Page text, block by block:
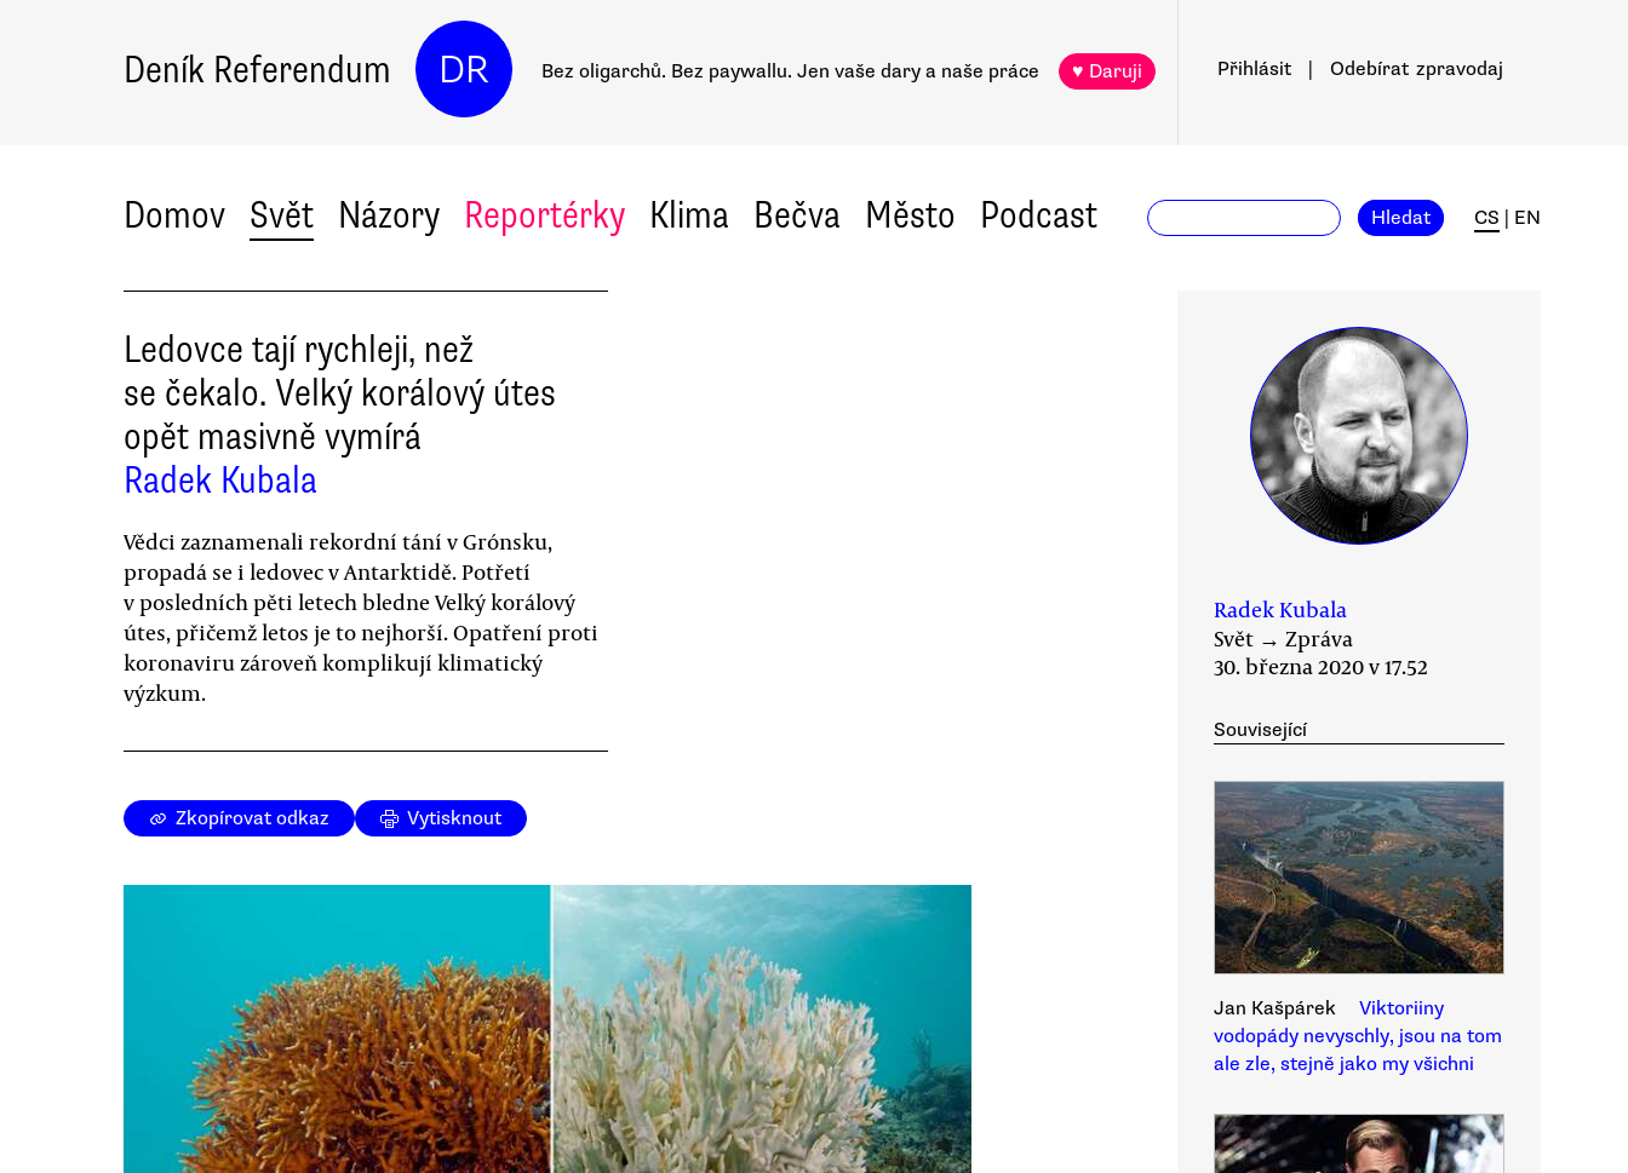
Deník Referendum DR Bez oligarchů. Bez paywallu. Jen vaše dary a naše práce ♥ Daruji Přihlásit Odebírat zpravodaj
Domov Svět Názory Reportérky Klima Bečva Město Podcast Hledat CS EN
Ledovce tají rychleji, než
se čekalo. Velký korálový útes
opět masivně vymírá
Radek Kubala
Vědci zaznamenali rekordní tání v Grónsku,
propadá se i ledovec v Antarktidě. Potřetí
v posledních pěti letech bledne Velký korálový
útes, přičemž letos je to nejhorší. Opatření proti
koronaviru zároveň komplikují klimatický
výzkum.
Zkopírovat odkaz Vytisknout
Radek Kubala
Svět → Zpráva
30. března 2020 v 17.52
Související
Jan Kašpárek
Viktoriiny
vodopády nevyschly, jsou na tom
ale zle, stejně jako my všichni